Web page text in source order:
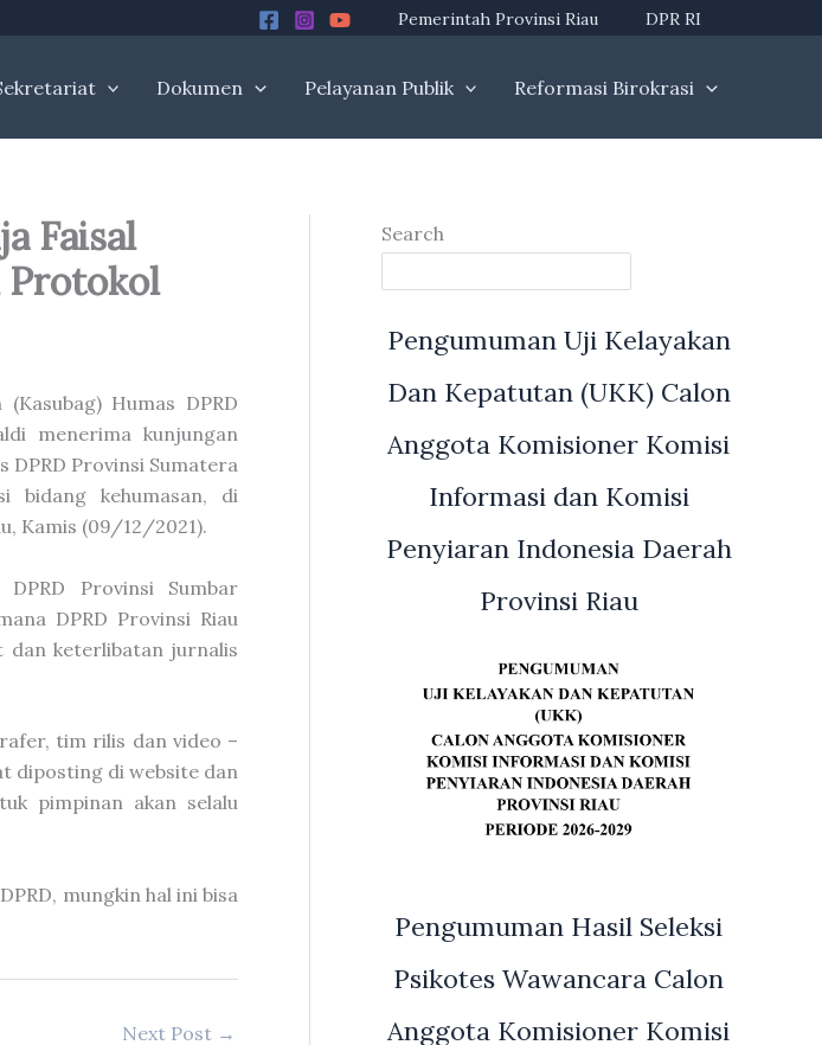
Pemerintah Provinsi Riau DPR RI
Dokumen Pelayanan Publik Reformasi Birokrasi
Faisal
Protokol
Humas DPRD
menerima kunjungan
Provinsi Sumatera
bidang kehumasan, di
Kamis (09/12/2021).
Provinsi Sumbar
DPRD Provinsi Riau
dan keterlibatan jurnalis
tim rilis dan video –
diposting di website dan
pimpinan akan selalu
mungkin hal ini bisa
Next Post →
Search
Pengumuman Uji Kelayakan
Dan Kepatutan (UKK) Calon
Anggota Komisioner Komisi
Informasi dan Komisi
Penyiaran Indonesia Daerah
Provinsi Riau
Pengumuman Hasil Seleksi
Psikotes Wawancara Calon
Anggota Komisioner Komisi